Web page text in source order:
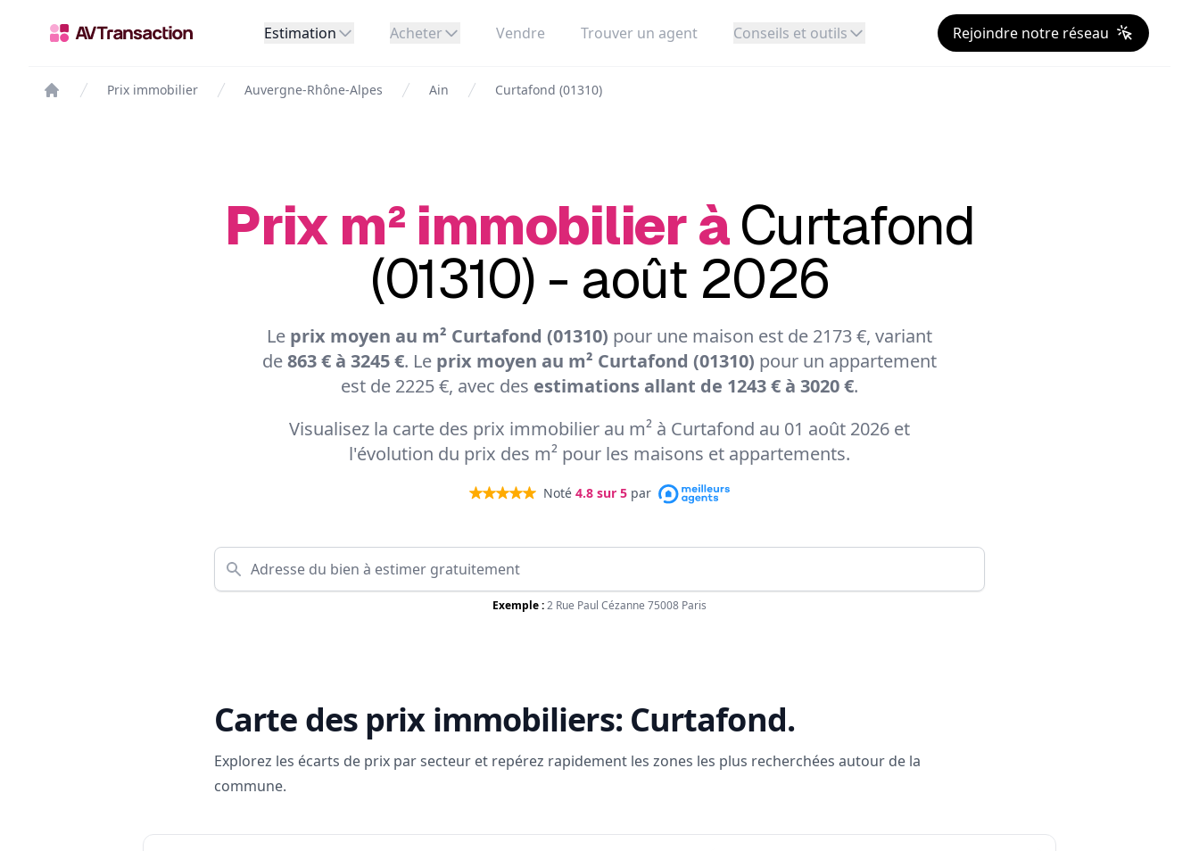
Estimation Acheter Vendre Trouver un agent Conseils et outils Rejoindre notre réseau
Prix immobilier Auvergne-Rhône-Alpes Ain Curtafond (01310)
Prix m² immobilier àCurtafond
(01310) - août 2026
Le prix moyen au m² Curtafond (01310) pour une maison est de 2173 €, variant
de863 € à 3245 €. Le prix moyen au m² Curtafond (01310) pour un appartement
est de 2225 €, avec des estimations allant de 1243 € à 3020 €.
Visualisez la carte des prix immobilier au m² à Curtafond au 01 août 2026 et
l'évolution du prix des m² pour les maisons et appartements.
Noté 4.8 sur 5 par
Exemple :2 Rue Paul Cézanne 75008 Paris
Carte des prix immobiliers: Curtafond.
Explorez les écarts de prix par secteur et repérez rapidement les zones les plus recherchées autour de la
commune.